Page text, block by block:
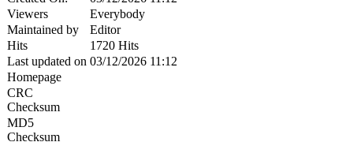
Viewers
Everybody
Maintained by
Editor
Hits
1720 Hits
Last updated on 03/12/2026 11:12
Homepage
CRC
Checksum
MD5
Checksum